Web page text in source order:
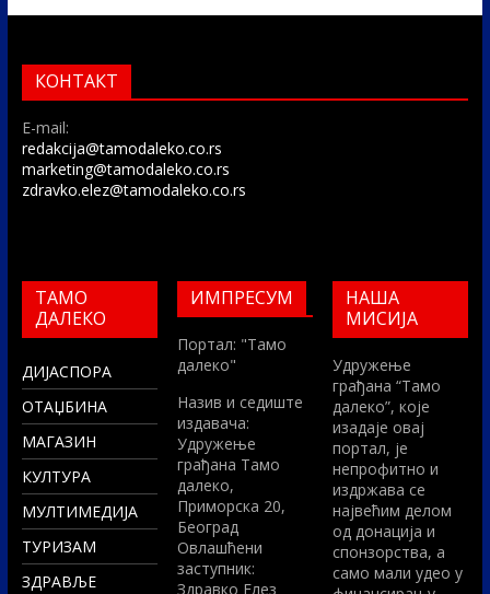
КОНТАКТ
E-mail:
redakcija@tamodaleko.co.rs
marketing@tamodaleko.co.rs
zdravko.elez@tamodaleko.co.rs
ТАМО
ДАЛЕКО
ДИЈАСПОРА
ОТАЏБИНА
МАГАЗИН
КУЛТУРА
МУЛТИМЕДИЈА
ТУРИЗАМ
ЗДРАВЉЕ
ИМПРЕСУМ
Портал: "Тамо
далеко"
Назив и седиште
издавача:
Удружење
грађана Тамо
далеко,
Приморска 20,
Београд
Овлашћени
заступник:
Здравко Елез
НАША
МИСИЈА
Удружење
грађана “Тамо
далеко”, које
изадаје овај
портал, је
непрофитно и
издржава се
највећим делом
од донација и
спонзорства, а
само мали удео у